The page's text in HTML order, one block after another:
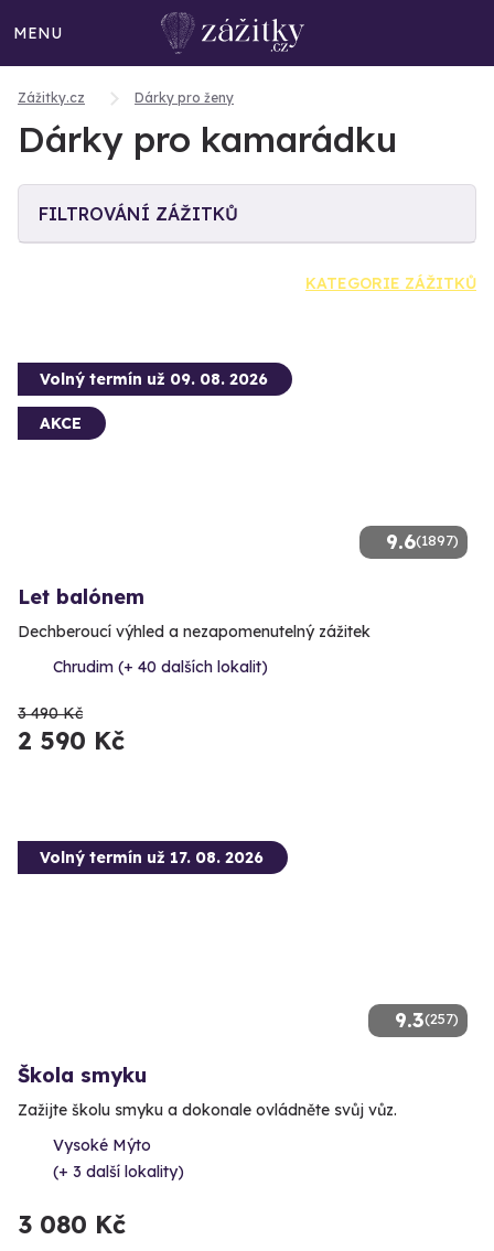
MENU
Zážitky.cz Dárky pro ženy
Dárky pro kamarádku
FILTROVÁNÍ ZÁŽITKŮ
KATEGORIE ZÁŽITKŮ
9.6(1897)
Volný termín už 09. 08. 2026
AKCE
Let balónem
Dechberoucí výhled a nezapomenutelný zážitek
Chrudim (+ 40 dalších lokalit)
3 490 Kč
2 590 Kč
9.3(257)
Volný termín už 17. 08. 2026
Škola smyku
Zažijte školu smyku a dokonale ovládněte svůj vůz.
Vysoké Mýto
(+ 3 další lokality)
3 080 Kč